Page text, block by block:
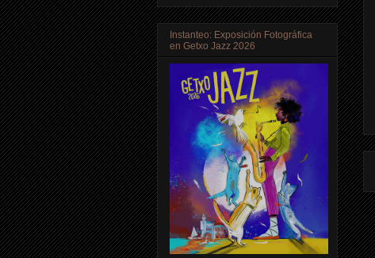
Instanteo: Exposición Fotográfica
en Getxo Jazz 2026